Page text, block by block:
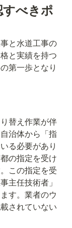
べきポ
と水道工事の
と実績を持つ
第一歩となり
替え作業が伴
治体から「指
る必要があり
の指定を受け
この指定を受
主任技術者」
す。業者のウ
されていない